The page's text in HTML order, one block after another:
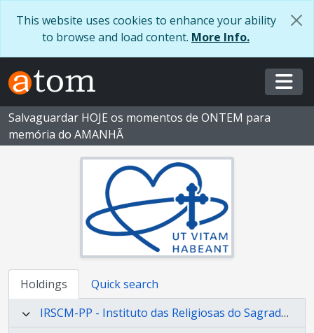
This website uses cookies to enhance your ability
to browse and load content. More Info.
Salvaguardar HOJE os momentos de ONTEM para
memória do AMANHÃ
Holdings
Quick search
IRSCM-PP - Instituto das Religiosas do Sagrado Coração de Maria - Província Portuguesa